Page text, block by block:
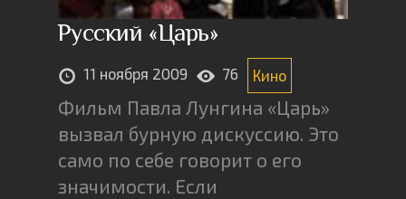
Русский «Царь»
11 ноября 2009 76 Кино
Фильм Павла Лунгина «Царь»
вызвал бурную дискуссию. Это
само по себе говорит о его
значимости. Если